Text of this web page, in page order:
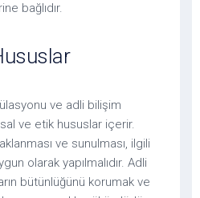
bağlıdır.
ve adli bilişim
ve etik hususlar içerir.
ve sunulması, ilgili
olarak yapılmalıdır. Adli
bütünlüğünü korumak ve